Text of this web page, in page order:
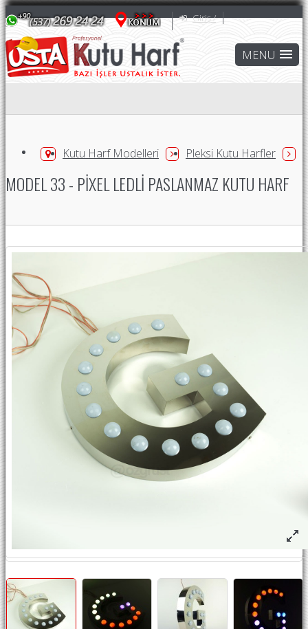
Giriş /
Kutu Harf Modelleri Pleksi Kutu Harfler
MODEL 33 - PIXEL LEDLI PASLANMAZ KUTU HARF